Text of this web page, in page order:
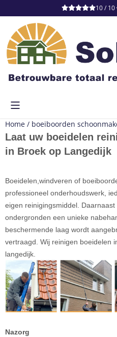
Cookievoorkeuren zijn 10 / 10
Home / boeiboorden
Laat uw boeidelen
in Broek op Langedijk
Boeidelen,windveren of
professioneel onderhoudswerk,
eigen reinigingsmiddel.
ondergronden een unieke
beschermende laag wordt
vertraagd. Wij reinigen boeidelen
langedijk.
Nazorg